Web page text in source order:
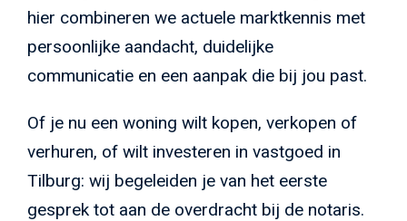
hier combineren we actuele marktkennis met
persoonlijke aandacht, duidelijke
communicatie en een aanpak die bij jou past.
Of je nu een woning wilt kopen, verkopen of
verhuren, of wilt investeren in vastgoed in
Tilburg: wij begeleiden je van het eerste
gesprek tot aan de overdracht bij de notaris.